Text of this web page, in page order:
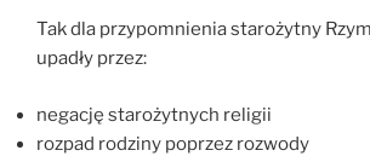
Tak dla przypomnienia starożytny
upadły przez:
negację starożytnych religii
rozpad rodziny poprzez rozwody